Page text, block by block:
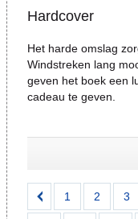
Hardcover
Het harde omslag
Windstreken lang
geven het boek een
cadeau te geven.
1 2 3